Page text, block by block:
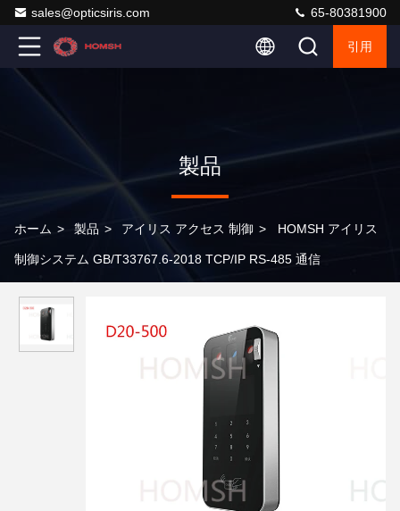
sales@opticsiris.com 65-80381900
引用
製品
ホーム > 製品 > アイリス アクセス 制御 > HOMSH アイリス
制御システム GB/T33767.6-2018 TCP/IP RS-485 通信